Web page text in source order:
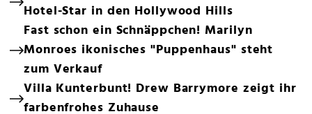
Hotel-Star in den Hollywood Hills
Fast schon ein Schnäppchen! Marilyn
Monroes ikonisches "Puppenhaus" steht
zum Verkauf
Villa Kunterbunt! Drew Barrymore zeigt ihr
farbenfrohes Zuhause